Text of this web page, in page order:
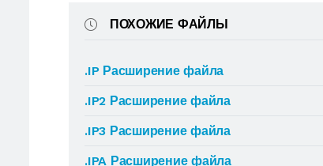
ПОХОЖИЕ ФАЙЛЫ
.IP Расширение файла
.IP2 Расширение файла
.IP3 Расширение файла
.IPA Расширение файла